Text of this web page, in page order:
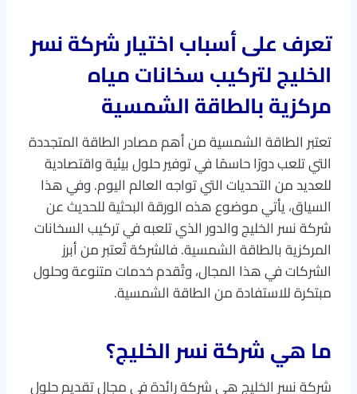
تعرف على أسباب اختيار شركة نسر
الخليج لتركيب سخانات مياه
مركزية بالطاقة الشمسية
تعتبر الطاقة الشمسية من أهم مصادر الطاقة المتجددة
التي تلعب دورًا حاسمًا في توفير حلول بيئية واقتصادية
للعديد من التحديات التي تواجه العالم اليوم. وفي هذا
السياق، يأتي موضوع هذه الورقة البحثية للحديث عن
شركة نسر الخليج والدور الذي تلعبه في تركيب السخانات
المركزية بالطاقة الشمسية. فالشركة تُعتبر من أبرز
الشركات في هذا المجال، وتُقدم خدمات متنوعة وحلول
مبتكرة للاستفادة من الطاقة الشمسية.
ما هي شركة نسر الخليج؟
شركة نسر الخليج هي شركة رائدة في مجال تقديم حلول